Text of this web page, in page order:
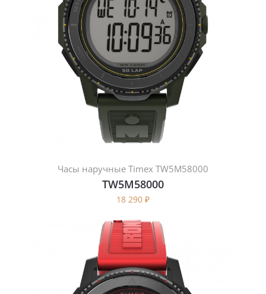
Часы наручные Timex TW5M58000
TW5M58000
18 290 ₽